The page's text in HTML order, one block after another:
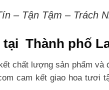
– Tận Tậm – Trách
Thành phố
chất lượng sản phẩm và
cam kết giao hoa tươi